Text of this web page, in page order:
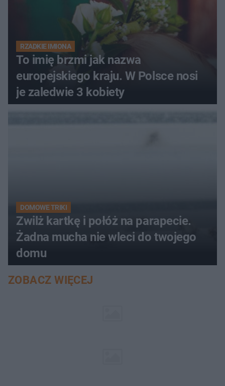
RZADKIE IMIONA
To imię brzmi jak nazwa
europejskiego kraju. W Polsce nosi
je zaledwie 3 kobiety
DOMOWE TRIKI
Zwilż kartkę i połóż na parapecie.
Żadna mucha nie wleci do twojego
domu
ZOBACZ WIĘCEJ